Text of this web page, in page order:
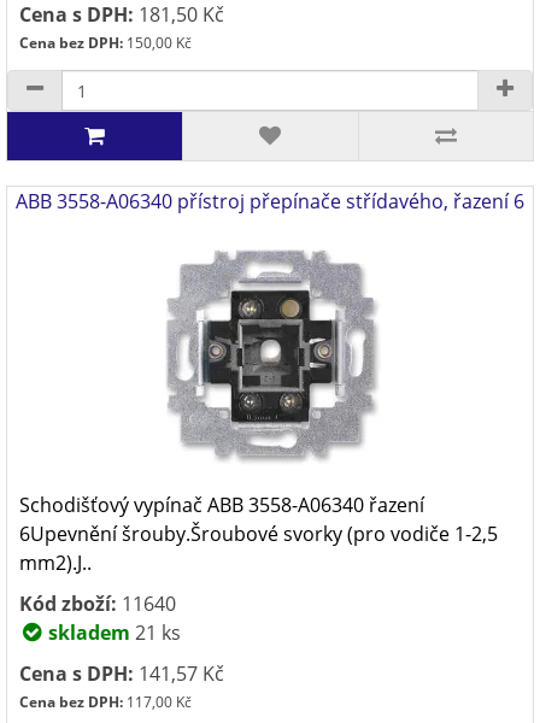
Cena s DPH: 181,50 Kč
Cena bez DPH: 150,00 Kč
ABB 3558-A06340 přístroj přepínače střídavého, řazení 6
Schodišťový vypínač ABB 3558-A06340 řazení
6Upevnění šrouby.Šroubové svorky (pro vodiče 1-2,5
mm2).J..
Kód zboží: 11640
skladem 21 ks
Cena s DPH: 141,57 Kč
Cena bez DPH: 117,00 Kč